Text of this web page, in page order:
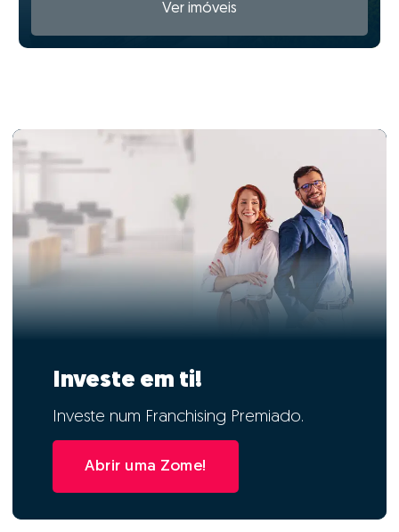
Ver imóveis
Investe em ti!
Investe num Franchising Premiado.
Abrir uma Zome!